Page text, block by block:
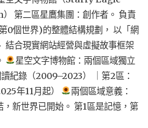
第二區星鷹集團：創作者。 負責
0個世界)的整體結構規劃， 以「網
結合現實網站經營與虛擬故事框架
星空文字博物館：兩個區域獨立
紀錄（2009–2023） ｜第2區：
年11月起）
兩個區域意義：
，新世界已開始。 第1區是記憶，第